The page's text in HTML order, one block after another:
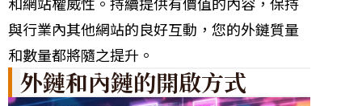
與行業內其他網站的良好互動，您的外鏈質量
和數量都將隨之提升。
外鏈和內鏈的開啟方式